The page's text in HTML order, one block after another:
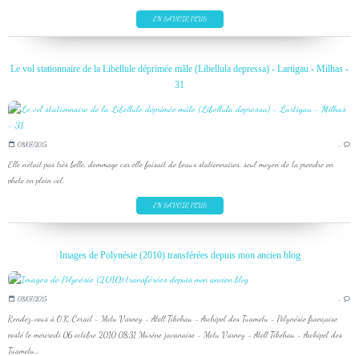
EN SAVOIR PLUS
Le vol stationnaire de la Libellule déprimée mâle (Libellula depressa) - Lartigau - Milhas -
31
08/07/2015 …
Elle n'était pas très belle, dommage car elle faisait de beaux stationnaires, seul moyen de la prendre en
photo en plein vol.
EN SAVOIR PLUS
Images de Polynésie (2010) transférées depuis mon ancien blog
08/07/2015 …
Rendez-vous à O.K. Corail - Motu Varney - Atoll Tikehau - Archipel des Tuamotu - Polynésie française
posté le mercredi 06 octobre 2010 08:31 Murène javanaise - Motu Varney - Atoll Tikehau - Archipel des
Tuamotu...